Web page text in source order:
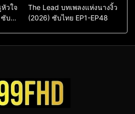
ซีรี่ย์เกาหลีซับไทย
วใจ
ซับ
Drama
ซีรี่ย์จีน
ซีรี่ย์จีนซับไทย
The Lead บทเพลงแห่งนางงิ้ว
(2026) ซับไทย EP1-EP48